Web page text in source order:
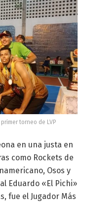
torneo de LVP
en una justa en
como Rockets de
Osos y
Eduardo «El Pichi»
fue el Jugador Más